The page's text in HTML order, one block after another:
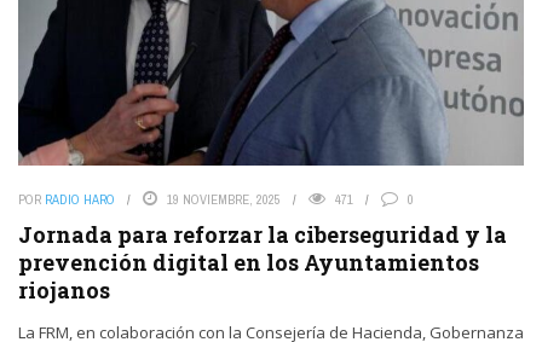
POR RADIO HARO 19 NOVIEMBRE, 2025 471 0
Jornada para reforzar la ciberseguridad y la
prevención digital en los Ayuntamientos
riojanos
La FRM, en colaboración con la Consejería de Hacienda, Gobernanza